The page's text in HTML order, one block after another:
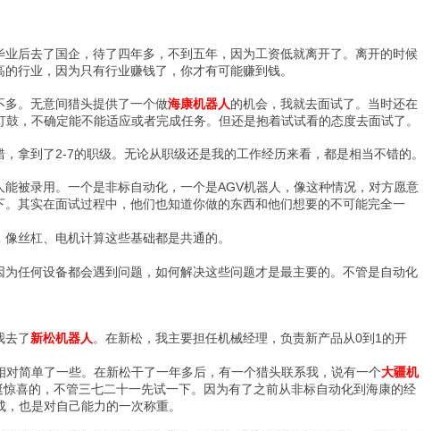
后去了国企，待了四年多，不到五年，因为工资低就离开了。离开的时候
行业，因为只有行业赚钱了，你才有可能赚到钱。
。无意间猎头提供了一个做海康机器人的机会，我就去面试了。当时还在
，不确定能不能适应或者完成任务。但还是抱着试试看的态度去面试了。
拿到了2-7的职级。无论从职级还是我的工作经历来看，都是相当不错的。
被录用。一个是非标自动化，一个是AGV机器人，像这种情况，对方愿意
其实在面试过程中，他们也知道你做的东西和他们想要的不可能完全一
丝杠、电机计算这些基础都是共通的。
任何设备都会遇到问题，如何解决这些问题才是最主要的。不管是自动化
去了新松机器人 。在新松，我主要担任机械经理，负责新产品从0到1的开
简单了一些。在新松干了一年多后，有一个猎头联系我，说有一个大疆机
喜的，不管三七二十一先试一下。因为有了之前从非标自动化到海康的经
也是对自己能力的一次称重。